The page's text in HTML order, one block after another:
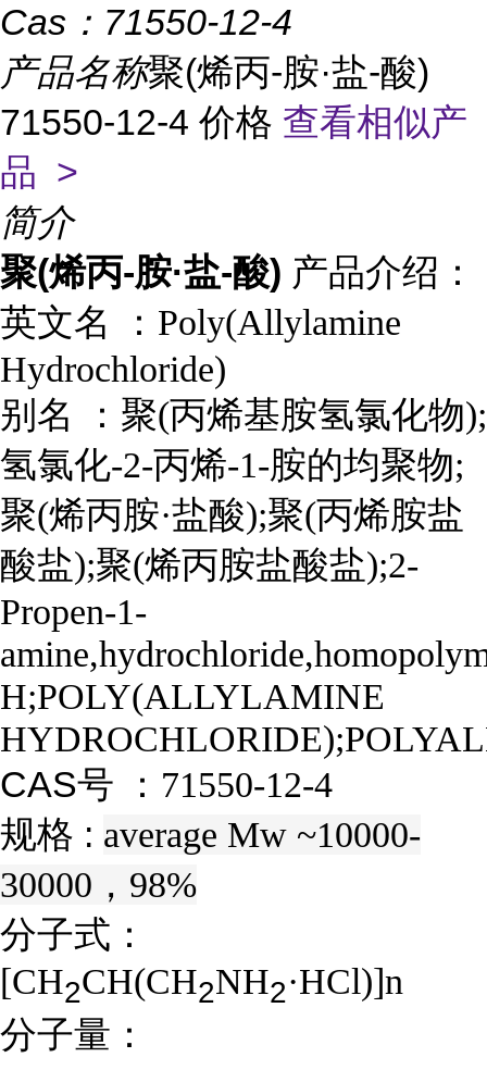
Cas： 71550-12-4
产品名称聚(烯丙-胺·盐-酸)
71550-12-4 价格 查看相似产
品 >
简介
聚(烯丙-胺·盐-酸) 产品介绍：
英文名 ： Poly(Allylamine
Hydrochloride)
别名 ： 聚(丙烯基胺氢氯化物);
氢氯化-2-丙烯-1-胺的均聚物;
聚(烯丙胺·盐酸);聚(丙烯胺盐
酸盐);聚(烯丙胺盐酸盐);2-
Propen-1-
H;POLY(ALLYLAMINE
CAS号 ： 71550-12-4
规格 : average Mw ~10000-
30000，98%
分子式：
[CH2CH(CH2NH2·HCl)]n
分子量：